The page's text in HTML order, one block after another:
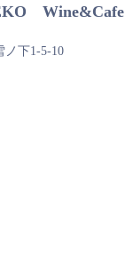
Wine&Cafe
下1-5-10